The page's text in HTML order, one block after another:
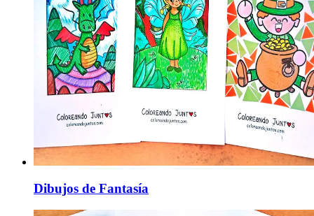
Dibujos de Fantasía